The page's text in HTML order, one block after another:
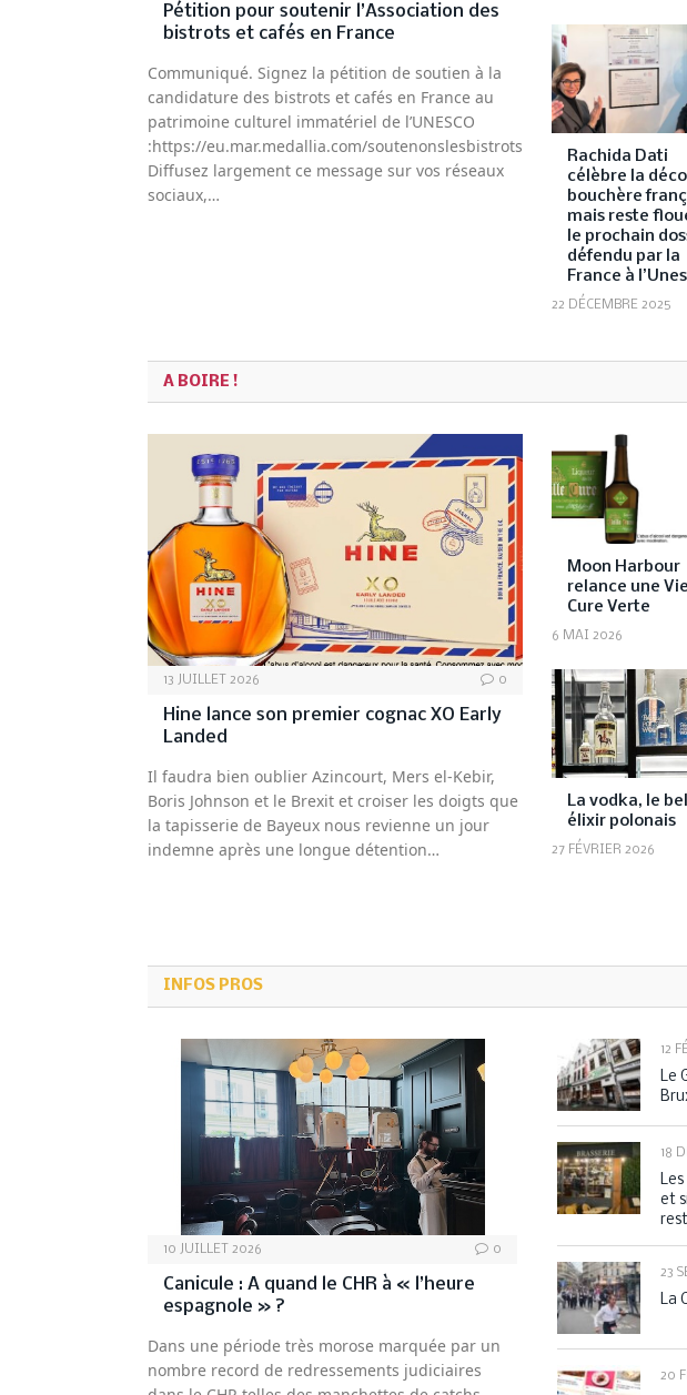
Pétition pour soutenir l’Association des
bistrots et cafés en France
Communiqué. Signez la pétition de soutien à la
candidature des bistrots et cafés en France au
patrimoine culturel immatériel de l’UNESCO
:https://eu.mar.medallia.com/soutenonslesbistrots
Diffusez largement ce message sur vos réseaux
sociaux,…
Rachida Dati
célèbre la
bouchère
mais reste
le prochain
défendu par la
France à
22 DÉCEMBRE 2025
A BOIRE !
13 JUILLET 2026 0
Hine lance son premier cognac XO Early
Landed
Il faudra bien oublier Azincourt, Mers el-Kebir,
Boris Johnson et le Brexit et croiser les doigts que
la tapisserie de Bayeux nous revienne un jour
indemne après une longue détention…
Moon Harbour
relance une
Cure Verte
6 MAI 2026
La vodka, le bel
élixir polonais
27 FÉVRIER 2026
INFOS PROS
10 JUILLET 2026 0
Canicule : A quand le CHR à « l’heure
espagnole » ?
Dans une période très morose marquée par un
nombre record de redressements judiciaires
12
Le
18
et
23
La
20